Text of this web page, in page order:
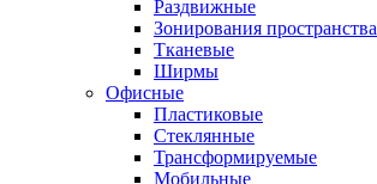
Раздвижные
Зонирования пространства
Тканевые
Ширмы
Офисные
Пластиковые
Стеклянные
Трансформируемые
Мобильные